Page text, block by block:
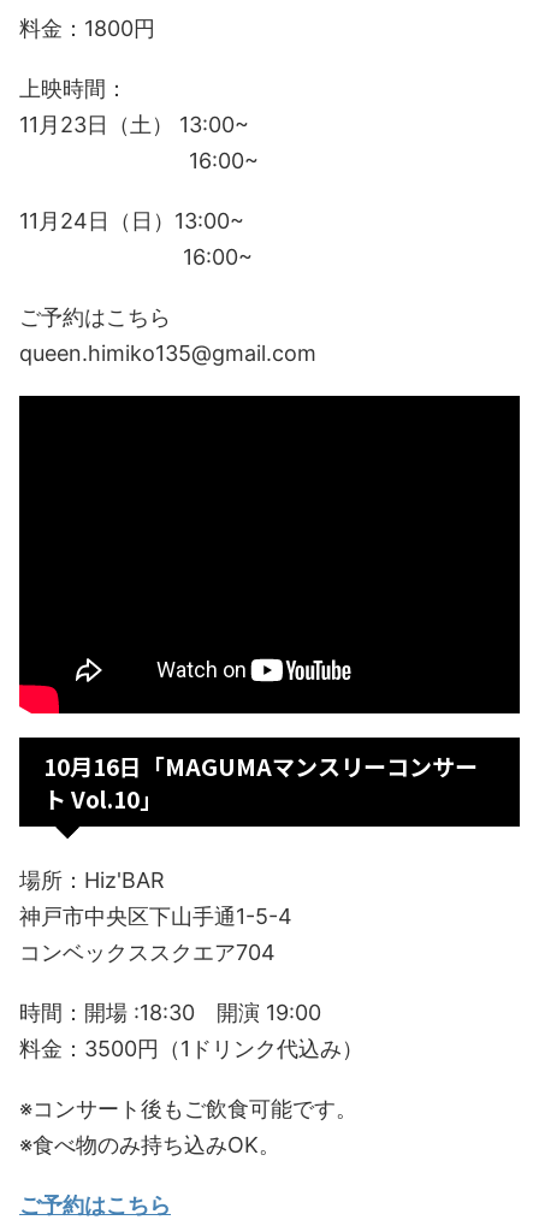
料金：1800円
上映時間：
11月23日（土） 13:00~
16:00~
11月24日（日）13:00~
16:00~
ご予約はこちら
queen.himiko135@gmail.com
10月16日「MAGUMAマンスリーコンサー
ト Vol.10」
場所：Hiz'BAR
神戸市中央区下山手通1-5-4
コンベックススクエア704
時間：開場 :18:30 開演 19:00
料金：3500円（1ドリンク代込み）
※コンサート後もご飲食可能です。
※食べ物のみ持ち込みOK。
ご予約はこちら